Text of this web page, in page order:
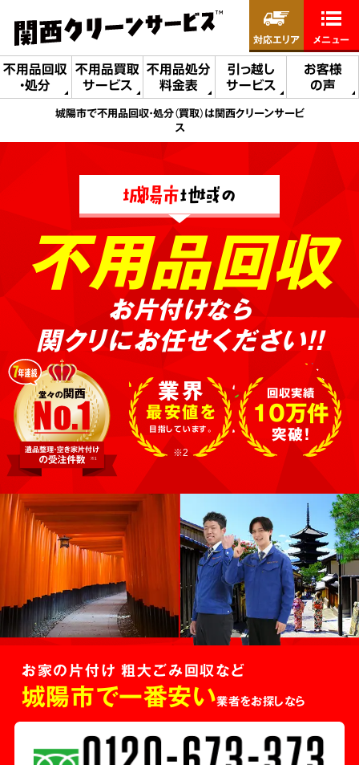
不用品回収
・処分
不用品買取
サービス
不用品処分
料金表
引っ越し
サービス
お客様
の声
対応エリア メニュー
城陽市で不用品回収・処分（買取）は関西クリーンサービ
ス
城陽市地域の
不用品回収
お片付けなら
関クリにお任せください!!
業界
最安値を
目指しています。
※2
回収実績
10万件
突破!
お家の片付け 粗大ごみ回収など
城陽市で一番安い業者をお探しなら